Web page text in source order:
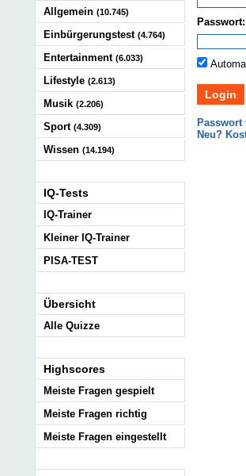
Passwort:
Passwort
Neu?
Allgemein (10.745)
Einbürgerungstest (4.764)
Entertainment (6.033)
Lifestyle (2.613)
Musik (2.206)
Sport (4.309)
Wissen (14.194)
IQ-Tests
IQ-Trainer
Kleiner IQ-Trainer
PISA-TEST
Übersicht
Alle Quizze
Highscores
Meiste Fragen gespielt
Meiste Fragen richtig
Meiste Fragen eingestellt